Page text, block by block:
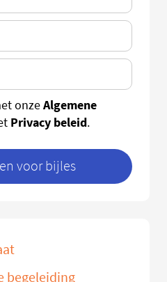
onzeAlgemene
Privacy beleid.
voor bijles
begeleiding